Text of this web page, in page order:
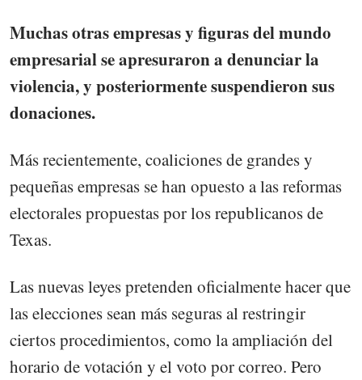
Muchas otras empresas y figuras del mundo
empresarial se apresuraron a denunciar la
violencia, y posteriormente suspendieron sus
donaciones.
Más recientemente, coaliciones de grandes y
pequeñas empresas se han opuesto a las reformas
electorales propuestas por los republicanos de
Texas.
Las nuevas leyes pretenden oficialmente hacer que
las elecciones sean más seguras al restringir
ciertos procedimientos, como la ampliación del
horario de votación y el voto por correo. Pero